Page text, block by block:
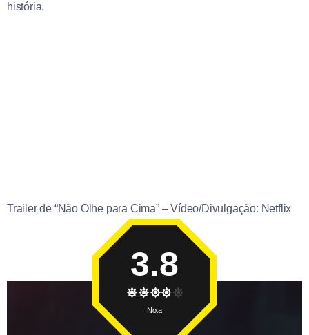
história.
Trailer de “Não Olhe para Cima” – Vídeo/Divulgação: Netflix
3.8
Nota